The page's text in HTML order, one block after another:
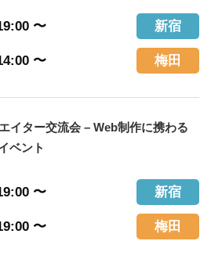
〜 新宿
〜 梅田
イター交流会 – Web制作に携わる
ベント
〜 新宿
〜 梅田